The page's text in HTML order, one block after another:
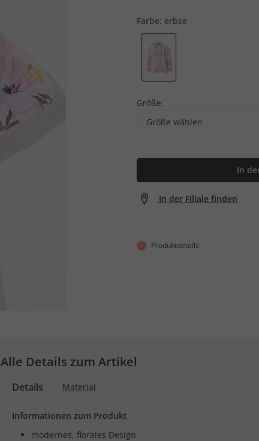
Farbe: erbse
Größe:
Größe wählen
In
In der Filiale finden
Produktdetails
Alle Details zum Artikel
Details Material
Informationen zum Produkt
modernes, florales Design